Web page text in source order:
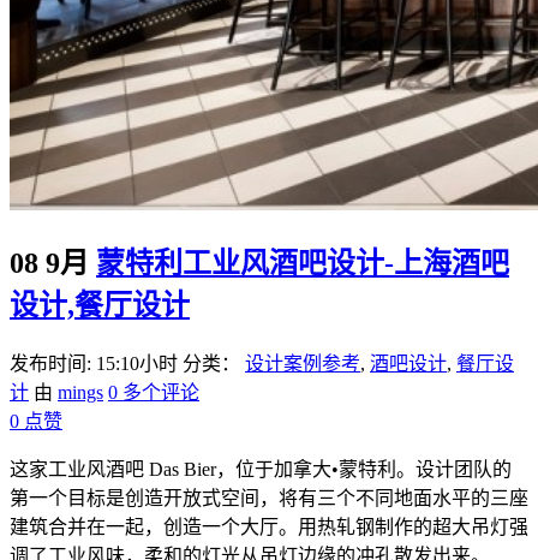
08 9月 蒙特利工业风酒吧设计-上海酒吧
设计,餐厅设计
发布时间: 15:10小时 分类： 设计案例参考, 酒吧设计, 餐厅设
计 由 mings 0 多个评论
0 点赞
这家工业风酒吧 Das Bier，位于加拿大•蒙特利。设计团队的
第一个目标是创造开放式空间，将有三个不同地面水平的三座
建筑合并在一起，创造一个大厅。用热轧钢制作的超大吊灯强